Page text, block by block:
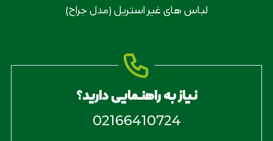
لباس های غیر استریل (مدل جراح)
نیاز به راهنمایی دارید؟
02166410724